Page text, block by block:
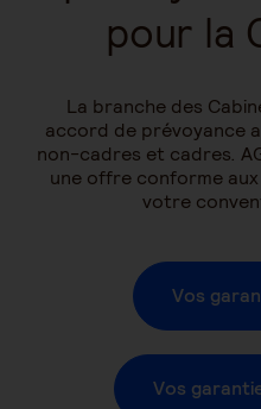
pour la
La branche des
accord de prévoyance
non-cadres et cadres.
une offre conforme
votre
Vos
Vos